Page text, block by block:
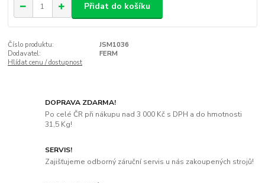
Přidat do košíku
Číslo produktu:
JSM1036
Dodavatel:
FERM
Hlídat cenu / dostupnost
DOPRAVA ZDARMA!
Po celé ČR při nákupu nad 3 000 Kč s DPH a do hmotnosti
31,5 Kg!
SERVIS!
Zajišťujeme odborný záruční servis u nás zakoupených strojů!